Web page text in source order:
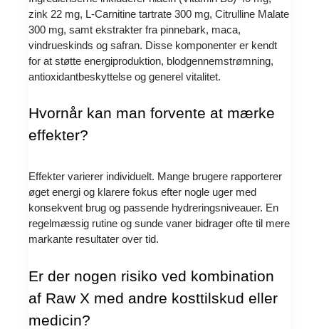
zink 22 mg, L-Carnitine tartrate 300 mg, Citrulline Malate
300 mg, samt ekstrakter fra pinnebark, maca,
vindrueskinds og safran. Disse komponenter er kendt
for at støtte energiproduktion, blodgennemstrømning,
antioxidantbeskyttelse og generel vitalitet.
Hvornår kan man forvente at mærke
effekter?
Effekter varierer individuelt. Mange brugere rapporterer
øget energi og klarere fokus efter nogle uger med
konsekvent brug og passende hydreringsniveauer. En
regelmæssig rutine og sunde vaner bidrager ofte til mere
markante resultater over tid.
Er der nogen risiko ved kombination
af Raw X med andre kosttilskud eller
medicin?